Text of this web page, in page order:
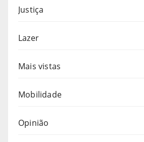
Justiça
Lazer
Mais vistas
Mobilidade
Opinião